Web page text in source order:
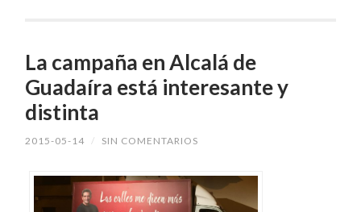
La campaña en Alcalá de
Guadaíra está interesante y
distinta
2015-05-14 / SIN COMENTARIOS